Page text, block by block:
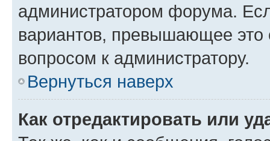
администратором форума.
вариантов, превышающее это
вопросом к администратору.
Вернуться наверх
Как отредактировать или